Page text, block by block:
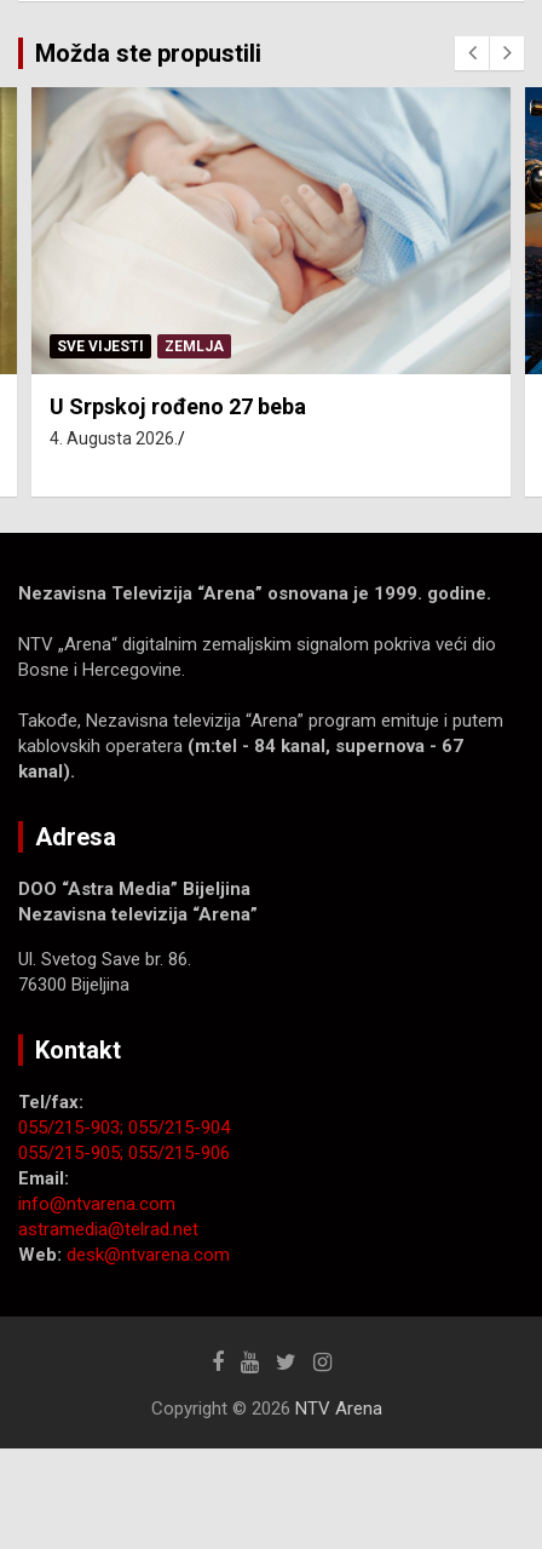
Možda ste propustili
SERVISNE INFORMACIJE
Isključenja vode – utorak 4. avgust
4. Augusta 2026.
Nezavisna Televizija “Arena” osnovana je 1999. godine.
NTV „Arena“ digitalnim zemaljskim signalom pokriva veći dio
Bosne i Hercegovine.
Takođe, Nezavisna televizija “Arena” program emituje i putem
kablovskih operatera (m:tel - 84 kanal, supernova - 67
kanal).
Adresa
DOO “Astra Media” Bijeljina
Nezavisna televizija “Arena”
Ul. Svetog Save br. 86.
76300 Bijeljina
Kontakt
Tel/fax:
055/215-903; 055/215-904
055/215-905; 055/215-906
Email:
info@ntvarena.com
astramedia@telrad.net
Web: desk@ntvarena.com
Copyright © 2026 NTV Arena